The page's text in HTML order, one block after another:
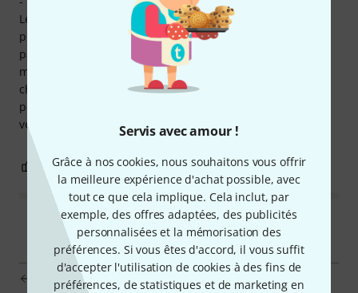
Servis avec amour !
Grâce à nos cookies, nous souhaitons vous offrir
la meilleure expérience d'achat possible, avec
tout ce que cela implique. Cela inclut, par
exemple, des offres adaptées, des publicités
personnalisées et la mémorisation des
préférences. Si vous êtes d'accord, il vous suffit
d'accepter l'utilisation de cookies à des fins de
préférences, de statistiques et de marketing en
Les réverbérations m'ont laissé plus réservé. L'appui
prolongé sur la pédale pour faire une boucle ne se révèle
pas toujours très efficace, avec un niveau un peu faible -
mais l'idée est appréciable. On peut personnaliser un peu
chaque type de son, et cela reste en mémoire. L'objet est
petit, tout est écrit en minuscule: à vos pieds, vous ne
verrez rien!
1 0 SIGNALER L'ÉVALUATION
Electro Harmonix Oceans 11 Reverb